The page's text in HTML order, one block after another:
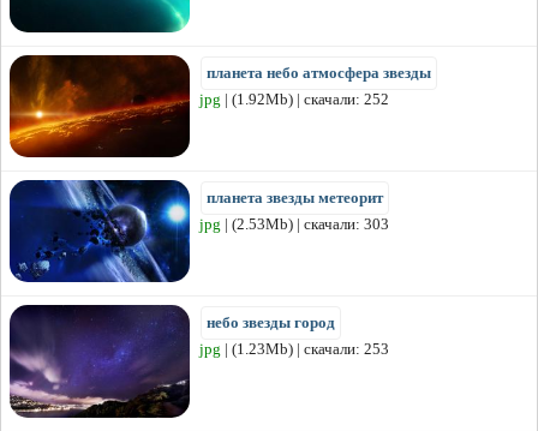
планета небо атмосфера звезды
jpg | (1.92Mb) | скачали: 252
планета звезды метеорит
jpg | (2.53Mb) | скачали: 303
небо звезды город
jpg | (1.23Mb) | скачали: 253